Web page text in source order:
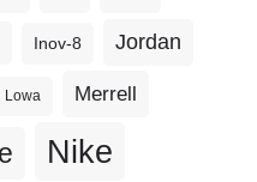
Inov-8 Jordan
Lowa Merrell
Nike